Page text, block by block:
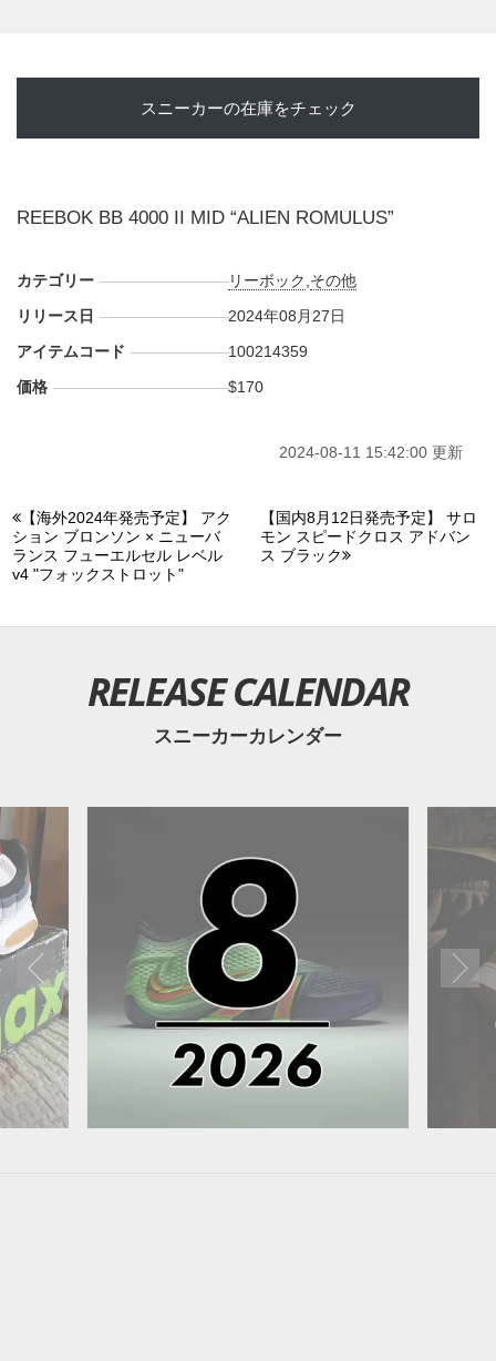
スニーカーの在庫をチェック
REEBOK BB 4000 II MID “ALIEN ROMULUS”
カテゴリー リーボック その他
リリース日
2024年08月27日
アイテムコード
100214359
価格
$170
2024-08-11 15:42:00 更新
【海外2024年発売予定】 アク
ション ブロンソン × ニューバ
ランス フューエルセル レベル
v4 "フォックストロット"
【国内8月12日発売予定】 サロ
モン スピードクロス アドバン
ス ブラック
RELEASE CALENDAR
スニーカーカレンダー